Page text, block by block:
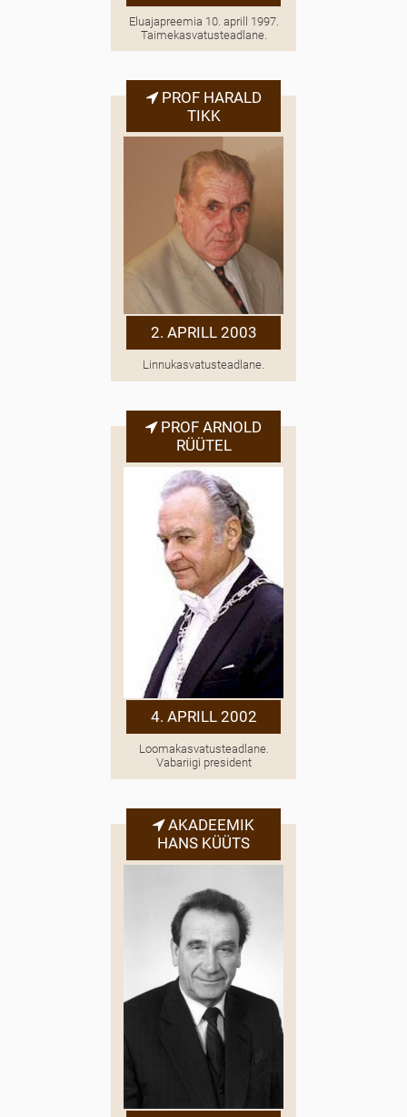
Eluajapreemia 10. aprill 1997.
Taimekasvatusteadlane.
PROF HARALD
TIKK
2. APRILL 2003
Linnukasvatusteadlane.
PROF ARNOLD
RÜÜTEL
4. APRILL 2002
Loomakasvatusteadlane.
Vabariigi president
AKADEEMIK
HANS KÜÜTS